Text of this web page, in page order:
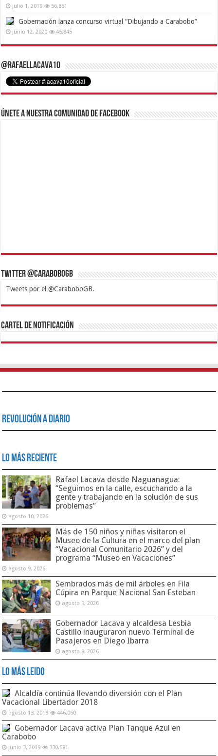
julio 1, 2019 56,861
Gobernación lanza concurso virtual “Dibujando a Carabobo”
junio 12, 2020 45,845
@RafaelLacava10
Únete a nuestra comunidad de Facebook
Twitter @CaraboboGB
Tweets por el @CaraboboGB.
1xbetBetturkeyBetistKralbetSupertotobetTipobetMatadorbetMariobet
https://mvbcasino.com/
Cartel de Notificación
Revolución a Diario
Lo Más Reciente
Rafael Lacava desde Naguanagua:
“Seguimos en la calle, escuchando a la
gente y trabajando en la solución de sus
problemas”
agosto 10, 2026
Más de 150 niños y niñas visitaron el
Museo de la Cultura en el marco del plan
“Vacacional Comunitario 2026” y del
programa “Museo en Vacaciones”
agosto 9, 2026
Sembrados más de mil árboles en Fila
Cúpira en Parque Nacional San Esteban
agosto 9, 2026
Gobernador Lacava y alcaldesa Lesbia
Castillo inauguraron nuevo Terminal de
Pasajeros en Diego Ibarra
agosto 9, 2026
Lo Más Leido
Alcaldía continúa llevando diversión con el Plan
Vacacional Libertador 2018
agosto 13, 2018 446,060
Gobernador Lacava activa Plan Tanque Azul en
Carabobo
junio 3, 2019 330,581